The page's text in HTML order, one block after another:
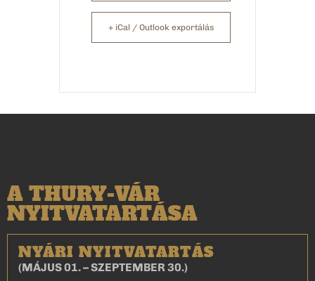
+ iCal / Outlook exportálás
A THURY-VÁR
NYITVATARTÁSA
NYÁRI NYITVATARTÁS
(MÁJUS 01. – SZEPTEMBER 30.)